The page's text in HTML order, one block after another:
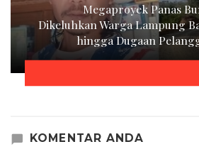
Megaproyek Panas
Dikeluhkan Warga Lampung
hingga Dugaan
KOMENTAR ANDA